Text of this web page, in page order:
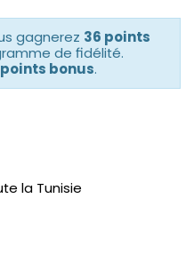
gagnerez 36 points
de fidélité.
bonus.
la Tunisie